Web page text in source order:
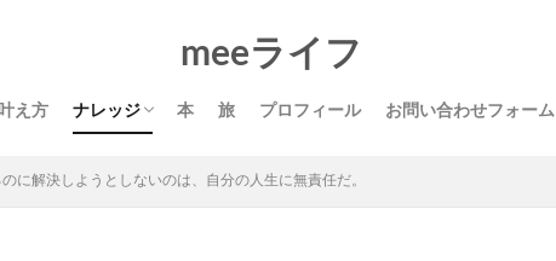
meeライフ
え方 ナレッジ 本 旅 プロフィール お問い合わせフォーム
に解決しようとしないのは、自分の人生に無責任だ。
地方移住 夢 夢の叶え方